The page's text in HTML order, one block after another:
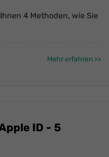
4 Methoden, wie Sie
Mehr erfahren
ID - 5